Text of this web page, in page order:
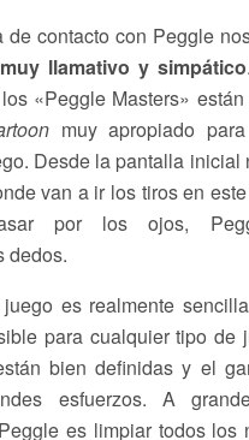
de contacto con Peggle
llamativo y simpático
«Peggle Masters»
muy apropiado
Desde la pantalla inicial
van a ir los tiros en
por los ojos,
dedos.
es realmente
para cualquier tipo de
bien definidas y el
esfuerzos. A
es limpiar todos los